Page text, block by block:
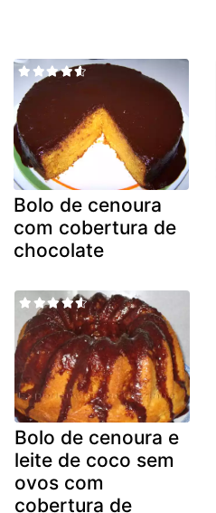
Bolo de cenoura
com cobertura de
chocolate
Bolo de cenoura e
leite de coco sem
ovos com
cobertura de